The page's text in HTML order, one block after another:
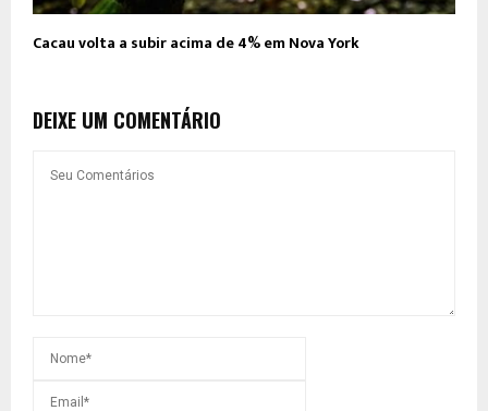
Cacau volta a subir acima de 4% em Nova York
DEIXE UM COMENTÁRIO